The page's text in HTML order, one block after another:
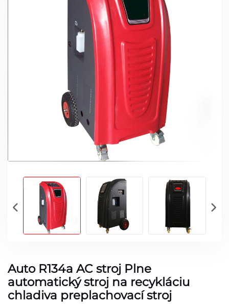
Auto R134a AC stroj Plne
automatický stroj na recykláciu
chladiva preplachovací stroj